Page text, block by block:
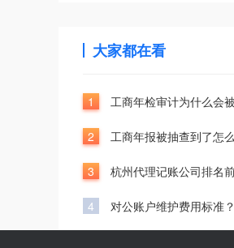
大家都在看
1 工商年检审计为什么会
2 工商年报被抽查到了怎
3 杭州代理记账公司排名
4 对公账户维护费用标准？